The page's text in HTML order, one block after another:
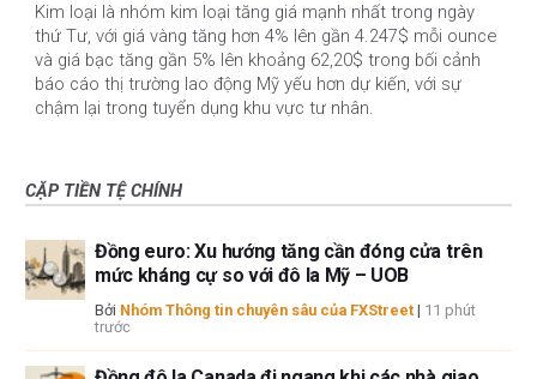
Kim loại là nhóm kim loại tăng giá mạnh nhất trong ngày
thứ Tư, với giá vàng tăng hơn 4% lên gần 4.247$ mỗi ounce
và giá bạc tăng gần 5% lên khoảng 62,20$ trong bối cảnh
báo cáo thị trường lao động Mỹ yếu hơn dự kiến, với sự
chậm lại trong tuyển dụng khu vực tư nhân.
CẶP TIỀN TỆ CHÍNH
Đồng euro: Xu hướng tăng cần đóng cửa trên
mức kháng cự so với đô la Mỹ – UOB
Bởi Nhóm Thông tin chuyên sâu của FXStreet | 11 phút
trước